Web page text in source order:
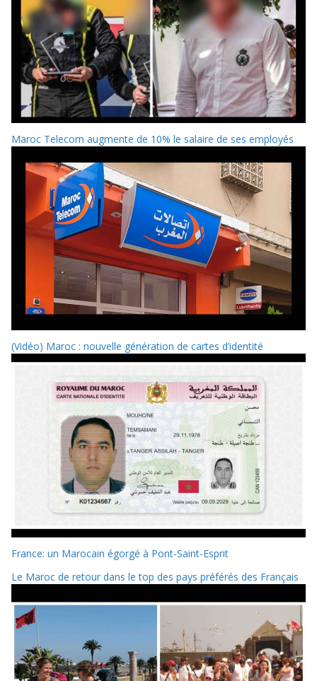
Maroc Telecom augmente de 10% le salaire de ses employés
(Vidéo) Maroc : nouvelle génération de cartes d’identité
France: un Marocain égorgé à Pont-Saint-Esprit
Le Maroc de retour dans le top des pays préférés des Français